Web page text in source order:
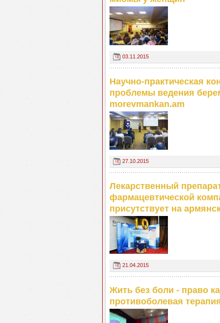
03.11.2015
Научно-практическая
проблемы ведения
morevmankan.am
27.10.2015
Лекарственный
фармацевтической
присутствует на
21.04.2015
Жить без боли - право
противоболевая